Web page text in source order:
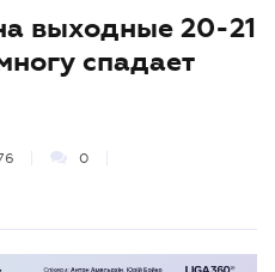
выходные 20-21
спадает
0